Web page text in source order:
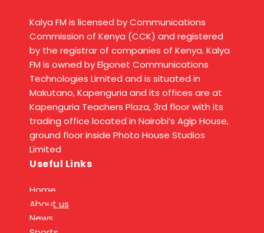
Kalya FM is licensed by Communications
Commission of Kenya (CCK) and registered
by the registrar of companies of Kenya. Kalya
FM is owned by Elgonet Communications
Technologies Limited and is situated in
Makutano, Kapenguria and its offices are at
Kapenguria Teachers Plaza, 3rd floor with its
trading office located in Nairobi’s Agip House,
ground floor inside Photo House Studios
Limited
Useful Links
Home
About us
News